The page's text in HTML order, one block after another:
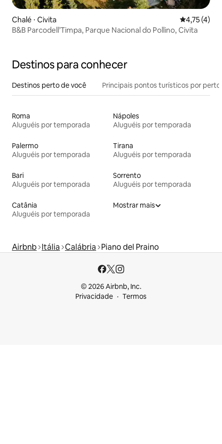
Chalé ⋅ Civita 4,75 de
4,75 (4)
B&B Parcodell’Timpa, Parque Nacional do Pollino, Civita
Destinos para conhecer
Destinos perto de você Principais pontos turísticos por perto
Roma
Aluguéis por temporada
Nápoles
Aluguéis por temporada
Palermo
Aluguéis por temporada
Tirana
Aluguéis por temporada
Bari
Aluguéis por temporada
Sorrento
Aluguéis por temporada
Catânia
Aluguéis por temporada
Mostrar mais
Airbnb Itália Calábria Piano del Praino
© 2026 Airbnb, Inc.
Privacidade
Termos